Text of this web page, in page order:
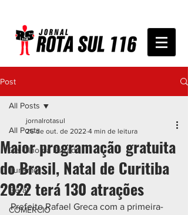
Post
All Posts
De Olho na Estrada
Turismo
Geral
COMÉRCIO
All Posts
Maior programação gratuita
do Brasil, Natal de Curitiba
2022 terá 130 atrações
jornalrotasul
26 de out. de 2022 4 min de leitura
Prefeito Rafael Greca com a primeira-